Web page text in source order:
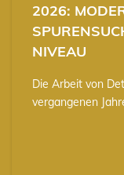
2026:
NIVEAU
Die Arbeit von
vergangenen